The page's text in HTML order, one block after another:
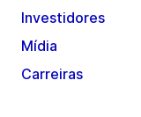
Investidores
Mídia
Carreiras